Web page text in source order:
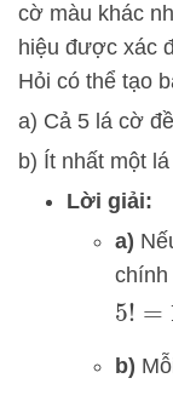
cờ màu khác
hiệu được xác
Hỏi có thể tạo
a) Cả 5 lá cờ
b) Ít nhất một
Lời giải:
a)
chính
5! =
b)